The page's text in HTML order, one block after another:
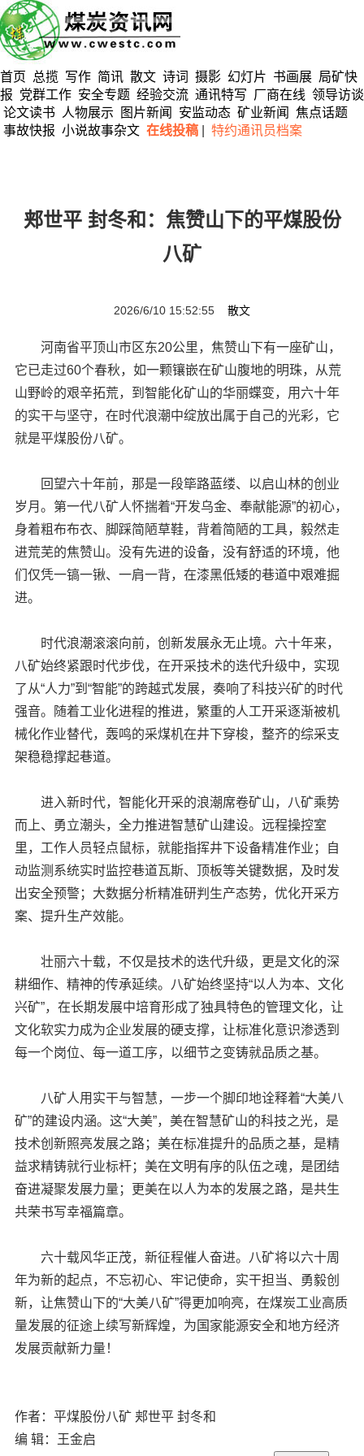
首页 总揽 写作 简讯 散文 诗词 摄影 幻灯片 书画展 局矿快
报 党群工作 安全专题 经验交流 通讯特写 厂商在线 领导访谈
论文读书
人物展示 图片新闻 安监动态 矿业新闻
焦点话题
事故快报 小说故事杂文 在线投稿 特约通讯员档案
郏世平 封冬和：焦赞山下的平煤股份
八矿
2026/6/10 15:52:55 散文
河南省平顶山市区东20公里，焦赞山下有一座矿山，
它已走过60个春秋，如一颗镶嵌在矿山腹地的明珠，从荒
山野岭的艰辛拓荒，到智能化矿山的华丽蝶变，用六十年
的实干与坚守，在时代浪潮中绽放出属于自己的光彩，它
就是平煤股份八矿。
回望六十年前，那是一段筚路蓝缕、以启山林的创业
岁月。第一代八矿人怀揣着“开发乌金、奉献能源”的初心，
身着粗布布衣、脚踩简陋草鞋，背着简陋的工具，毅然走
进荒芜的焦赞山。没有先进的设备，没有舒适的环境，他
们仅凭一镐一锹、一肩一背，在漆黑低矮的巷道中艰难掘
进。
时代浪潮滚滚向前，创新发展永无止境。六十年来，
八矿始终紧跟时代步伐，在开采技术的迭代升级中，实现
了从“人力”到“智能”的跨越式发展，奏响了科技兴矿的时代
强音。随着工业化进程的推进，繁重的人工开采逐渐被机
械化作业替代，轰鸣的采煤机在井下穿梭，整齐的综采支
架稳稳撑起巷道。
进入新时代，智能化开采的浪潮席卷矿山，八矿乘势
而上、勇立潮头，全力推进智慧矿山建设。远程操控室
里，工作人员轻点鼠标，就能指挥井下设备精准作业；自
动监测系统实时监控巷道瓦斯、顶板等关键数据，及时发
出安全预警；大数据分析精准研判生产态势，优化开采方
案、提升生产效能。
壮丽六十载，不仅是技术的迭代升级，更是文化的深
耕细作、精神的传承延续。八矿始终坚持“以人为本、文化
兴矿”，在长期发展中培育形成了独具特色的管理文化，让
文化软实力成为企业发展的硬支撑，让标准化意识渗透到
每一个岗位、每一道工序，以细节之变铸就品质之基。
八矿人用实干与智慧，一步一个脚印地诠释着“大美八
矿”的建设内涵。这“大美”，美在智慧矿山的科技之光，是
技术创新照亮发展之路；美在标准提升的品质之基，是精
益求精铸就行业标杆；美在文明有序的队伍之魂，是团结
奋进凝聚发展力量；更美在以人为本的发展之路，是共生
共荣书写幸福篇章。
六十载风华正茂，新征程催人奋进。八矿将以六十周
年为新的起点，不忘初心、牢记使命，实干担当、勇毅创
新，让焦赞山下的“大美八矿”得更加响亮，在煤炭工业高质
量发展的征途上续写新辉煌，为国家能源安全和地方经济
发展贡献新力量！
作者：平煤股份八矿 郏世平 封冬和
编 辑：王金启